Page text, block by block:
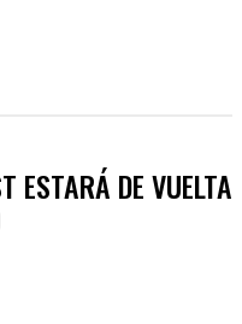
ESTARÁ DE VUELTA